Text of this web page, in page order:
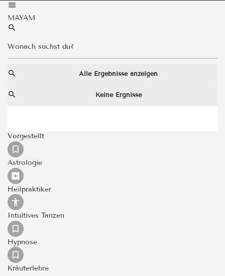
MAYAM
Alle Ergebnisse anzeigen
Keine Ergnisse
Vorgestellt
Astrologie
Heilpraktiker
Intuitives Tanzen
Hypnose
Kräuterlehre